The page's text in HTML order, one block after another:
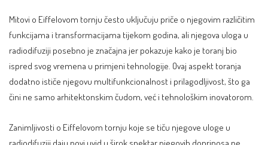
Mitovi o Eiffelovom tornju često uključuju priče o njegovim različitim
funkcijama i transformacijama tijekom godina, ali njegova uloga u
radiodifuziji posebno je značajna jer pokazuje kako je toranj bio
ispred svog vremena u primjeni tehnologije. Ovaj aspekt toranja
dodatno ističe njegovu multifunkcionalnost i prilagodljivost, što ga
čini ne samo arhitektonskim čudom, već i tehnološkim inovatorom.
Zanimljivosti o Eiffelovom tornju koje se tiču njegove uloge u